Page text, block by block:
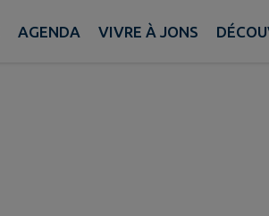
AGENDA VIVRE À JONS